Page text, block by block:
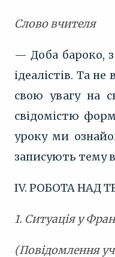
Слово вчителя
— Доба бароко,
ідеалістів. Та
свою увагу на
свідомістю
уроку ми
записують тему
IV. РОБОТА НАД
1. Ситуація у
(Повідомлення